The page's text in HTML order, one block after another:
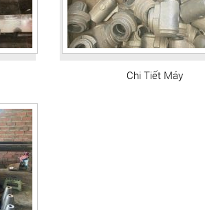
Chi Tiết Máy